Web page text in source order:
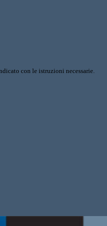
con le istruzioni necessarie.